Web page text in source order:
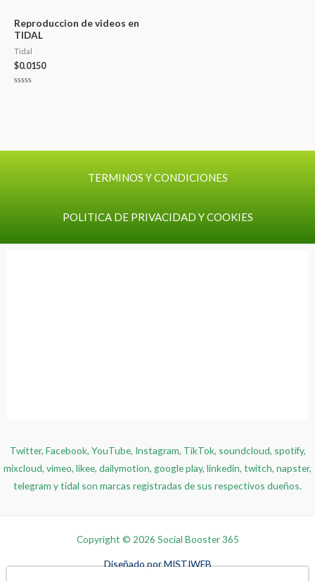
Reproduccion de videos en
TIDAL
Tidal
$0.0150
TERMINOS Y CONDICIONES
POLITICA DE PRIVACIDAD Y COOKIES
Twitter, Facebook, YouTube, Instagram, TikTok, soundcloud, spotify,
mixcloud, vimeo, likee, dailymotion, google play, linkedin, twitch, napster,
telegram y tidal son marcas registradas de sus respectivos dueños.
Copyright © 2026 Social Booster 365
Diseñado porMISTIWEB